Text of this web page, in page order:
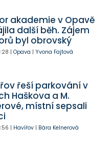
akademie v Opavě
další běh. Zájem
byl obrovský
| Opava | Yvona Fajtová
řeší parkování v
Haškova a M.
místní sepsali
| Havířov| Bára Kelnerová